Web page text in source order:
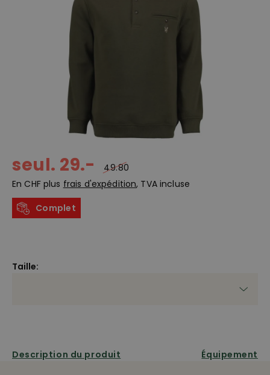
seul. 29.-
49.80
En CHF plus frais d'expédition, TVA incluse
Complet
Taille:
Description du produit Équipement